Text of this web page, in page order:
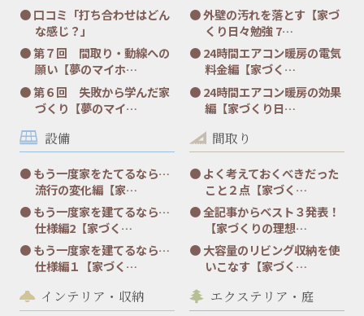
口コミ「打ち合わせはどん
な感じ？」
第７回 間取り・動線への
願い【夢のマイホ…
第６回 失敗から学んだ家
づくり【夢のマイ…
外壁の汚れを落とす【家づ
くり日々勉強 7…
24時間エアコン暖房の電気
料金編【家づく…
24時間エアコン暖房の効果
編【家づくり日…
設備
もう一度家をたてるなら…
流行の変化編【家…
もう一度家を建てるなら…
仕様編2【家づく…
もう一度家を建てるなら…
仕様編１【家づく…
間取り
よく考えておくべきだった
こと２点【家づく…
全記事からベスト３発表！
【家づくりの理想…
大容量のリビング収納を使
いこなす【家づく…
インテリア・収納 エクステリア・庭